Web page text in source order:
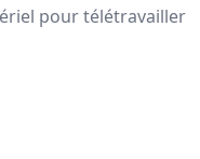
pour télétravailler